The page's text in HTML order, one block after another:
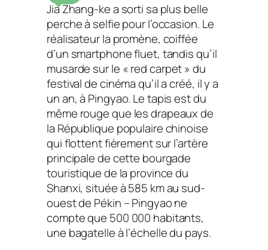
Jia Zhang-ke a sorti sa plus belle
perche à selfie pour l’occasion. Le
réalisateur la promène, coiffée
d’un smartphone fluet, tandis qu’il
musarde sur le « red carpet » du
festival de cinéma qu’il a créé, il y a
un an, à Pingyao. Le tapis est du
même rouge que les drapeaux de
la République populaire chinoise
qui flottent fièrement sur l’artère
principale de cette bourgade
touristique de la province du
Shanxi, située à 585 km au sud-
ouest de Pékin – Pingyao ne
compte que 500 000 habitants,
une bagatelle à l’échelle du pays.